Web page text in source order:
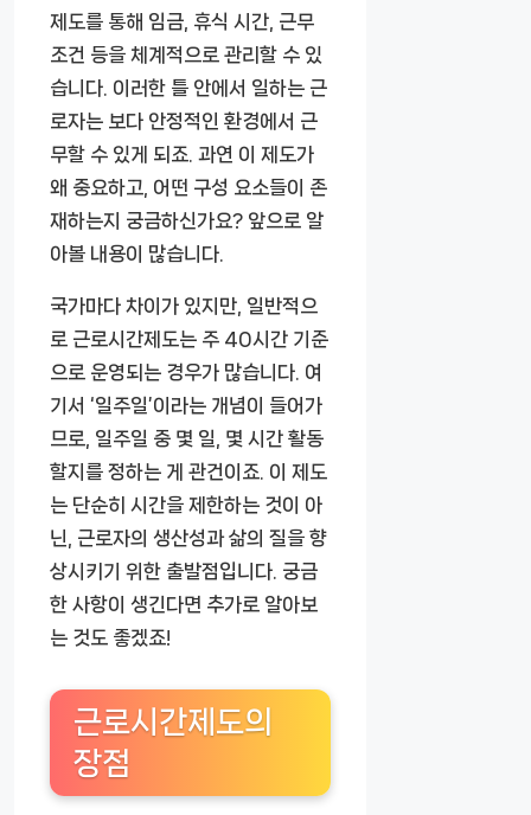
제도를 통해 임금, 휴식 시간, 근무
조건 등을 체계적으로 관리할 수 있
습니다. 이러한 틀 안에서 일하는 근
로자는 보다 안정적인 환경에서 근
무할 수 있게 되죠. 과연 이 제도가
왜 중요하고, 어떤 구성 요소들이 존
재하는지 궁금하신가요? 앞으로 알
아볼 내용이 많습니다.
국가마다 차이가 있지만, 일반적으
로 근로시간제도는 주 40시간 기준
으로 운영되는 경우가 많습니다. 여
기서 ‘일주일’이라는 개념이 들어가
므로, 일주일 중 몇 일, 몇 시간 활동
할지를 정하는 게 관건이죠. 이 제도
는 단순히 시간을 제한하는 것이 아
닌, 근로자의 생산성과 삶의 질을 향
상시키기 위한 출발점입니다. 궁금
한 사항이 생긴다면 추가로 알아보
는 것도 좋겠죠!
근로시간제도의
장점